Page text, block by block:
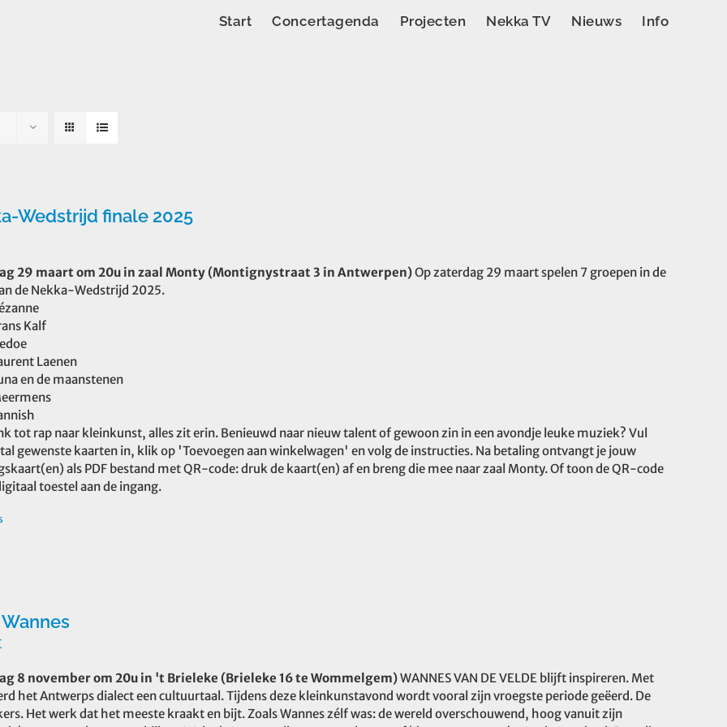
Start Concertagenda Projecten Nekka TV Nieuws Info
Wedstrijd finale 2025
29 maart om 20u in zaal Monty (Montignystraat 3 in Antwerpen)Op zaterdag 29 maart spelen 7 groepen in de
de Nekka-Wedstrijd 2025.
Kalf
Laenen
en de maanstenen
tot rap naar kleinkunst, alles zit erin. Benieuwd naar nieuw talent of gewoon zin in een avondje leuke muziek? Vul
gewenste kaarten in, klik op 'Toevoegen aan winkelwagen' en volg de instructies. Na betaling ontvangt je jouw
als PDF bestand met QR-code: druk de kaart(en) af en breng die mee naar zaal Monty. Of toon de QR-code
toestel aan de ingang.
8 november om 20u in 't Brieleke (Brieleke 16 te Wommelgem)WANNES VAN DE VELDE blijft inspireren. Met
het Antwerps dialect een cultuurtaal. Tijdens deze kleinkunstavond wordt vooral zijn vroegste periode geëerd. De
Het werk dat het meeste kraakt en bijt. Zoals Wannes zélf was: de wereld overschouwend, hoog vanuit zijn